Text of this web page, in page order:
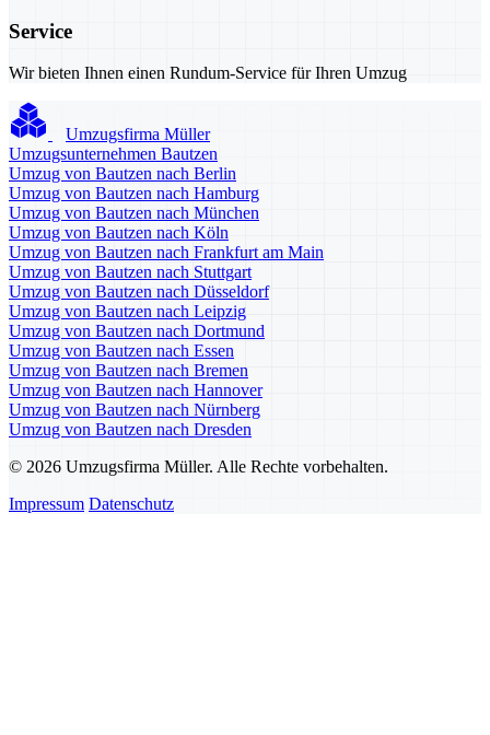
Service
Wir bieten Ihnen einen Rundum-Service für Ihren Umzug
Umzugsfirma Müller
Umzugsunternehmen Bautzen
Umzug von Bautzen nach Berlin
Umzug von Bautzen nach Hamburg
Umzug von Bautzen nach München
Umzug von Bautzen nach Köln
Umzug von Bautzen nach Frankfurt am Main
Umzug von Bautzen nach Stuttgart
Umzug von Bautzen nach Düsseldorf
Umzug von Bautzen nach Leipzig
Umzug von Bautzen nach Dortmund
Umzug von Bautzen nach Essen
Umzug von Bautzen nach Bremen
Umzug von Bautzen nach Hannover
Umzug von Bautzen nach Nürnberg
Umzug von Bautzen nach Dresden
© 2026 Umzugsfirma Müller. Alle Rechte vorbehalten.
Impressum Datenschutz